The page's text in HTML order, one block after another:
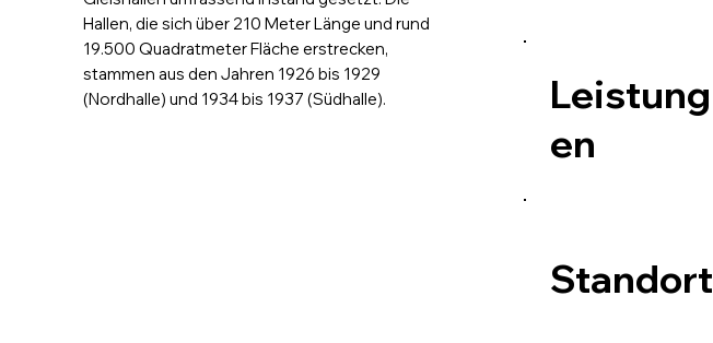
Hallen, die sich über 210 Meter Länge und rund
19.500 Quadratmeter Fläche erstrecken,
stammen aus den Jahren 1926 bis 1929
(Nordhalle) und 1934 bis 1937 (Südhalle).
Leistung
en
Standort